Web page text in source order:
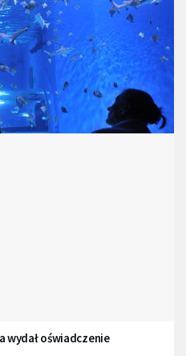
wydał oświadczenie